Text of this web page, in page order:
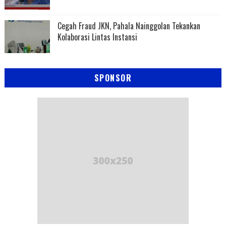
Cegah Fraud JKN, Pahala Nainggolan Tekankan
Kolaborasi Lintas Instansi
SPONSOR